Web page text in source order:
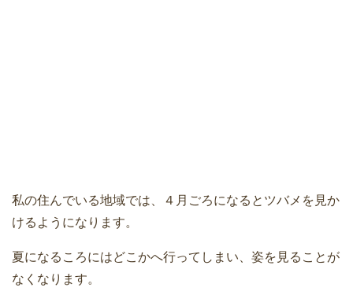
私の住んでいる地域では、４月ごろになるとツバメを見か
けるようになります。
夏になるころにはどこかへ行ってしまい、姿を見ることが
なくなります。